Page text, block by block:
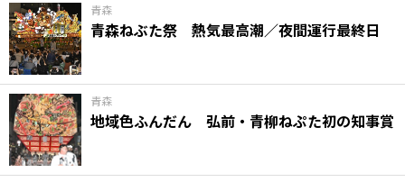
青森
青森ねぶた祭 熱気最高潮／夜間運行最終日
青森
地域色ふんだん 弘前・青柳ねぷた初の知事賞